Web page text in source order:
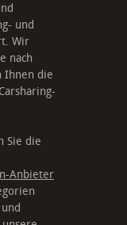
und
Wir
nach
Ihnen die
Sie die
Anbieter